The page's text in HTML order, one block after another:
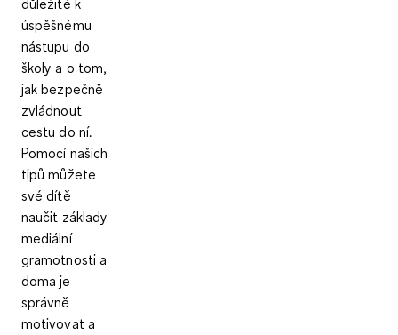
důležité k
úspěšnému
nástupu do
školy a o tom,
jak bezpečně
zvládnout
cestu do ní.
Pomocí našich
tipů můžete
své dítě
naučit základy
mediální
gramotnosti a
doma je
správně
motivovat a